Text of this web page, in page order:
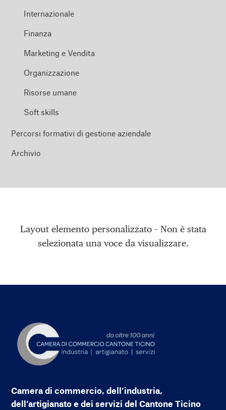
Internazionale
Finanza
Marketing e Vendita
Organizzazione
Risorse umane
Soft skills
Percorsi formativi di gestione aziendale
Archivio
Layout elemento personalizzato – Non è stata
selezionata una voce da visualizzare.
Camera di commercio, dell’industria,
dell’artigianato e dei servizi del Cantone Ticino